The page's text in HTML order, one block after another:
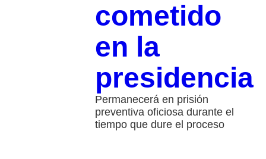
cometido
en la
presidencia
Permanecerá en prisión
preventiva oficiosa durante el
tiempo que dure el proceso